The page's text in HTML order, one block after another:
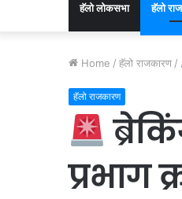
हॅलो लोकसभा हॅलो
Home / हॅलो राजकारण /
हॅलो राजकारण
प्रभाग